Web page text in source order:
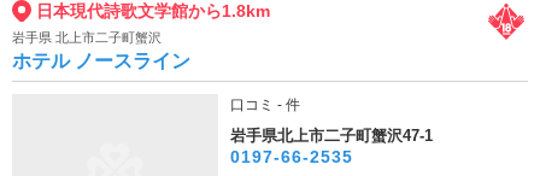
日本現代詩歌文学館から1.8km
岩手県 北上市二子町蟹沢
ホテル ノースライン
口コミ - 件
岩手県北上市二子町蟹沢47-1
0197-66-2535